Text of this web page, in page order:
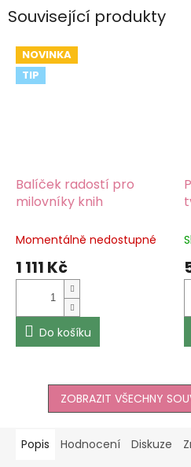
Související produkty
NOVINKA
TIP
Balíček radostí pro
milovníky knih
Momentálně nedostupné
1 111 Kč
Do košíku
ZOBRAZIT VŠECHNY
Popis Hodnocení Diskuze